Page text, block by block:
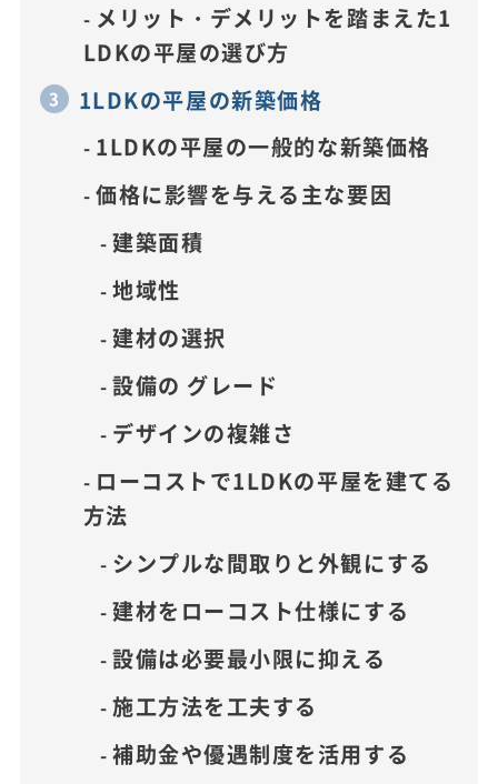
メリット・デメリットを踏まえた1
LDKの平屋の選び方
1LDKの平屋の新築価格
1LDKの平屋の一般的な新築価格
価格に影響を与える主な要因
建築面積
地域性
建材の選択
設備の グレード
デザインの複雑さ
ローコストで1LDKの平屋を建てる
方法
シンプルな間取りと外観にする
建材をローコスト仕様にする
設備は必要最小限に抑える
施工方法を工夫する
補助金や優遇制度を活用する